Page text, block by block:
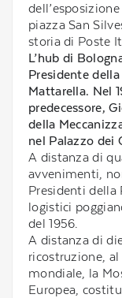
piazza San
storia di Poste
L’hub di
Presidente
Mattarella. Nel
predecessore,
della
nel Palazzo dei
A distanza di
avvenimenti,
Presidenti della
logistici
del 1956.
A distanza di
ricostruzione,
mondiale, la
Europea,